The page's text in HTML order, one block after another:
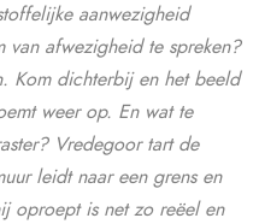
aanwezigheid
afwezigheid te spreken?
Kom dichterbij en het beeld
weer op. En wat te
Vredegoor tart de
leidt naar een grens en
oproept is net zo reëel en